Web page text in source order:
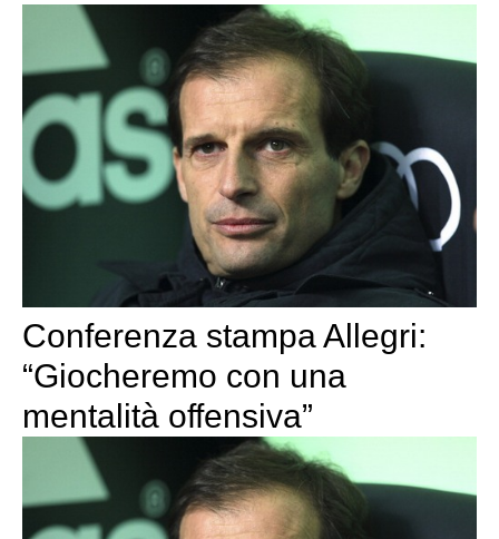
Conferenza stampa Allegri:
“Giocheremo con una
mentalità offensiva”